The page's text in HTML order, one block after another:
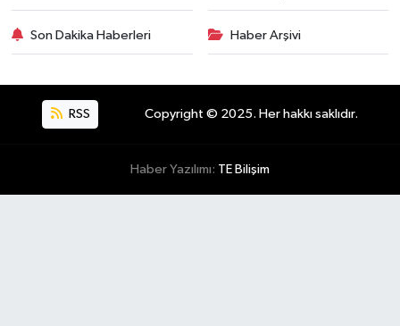
Son Dakika Haberleri Haber Arşivi
RSS Copyright © 2025. Her hakkı saklıdır.
Haber Yazılımı: TE Bilişim